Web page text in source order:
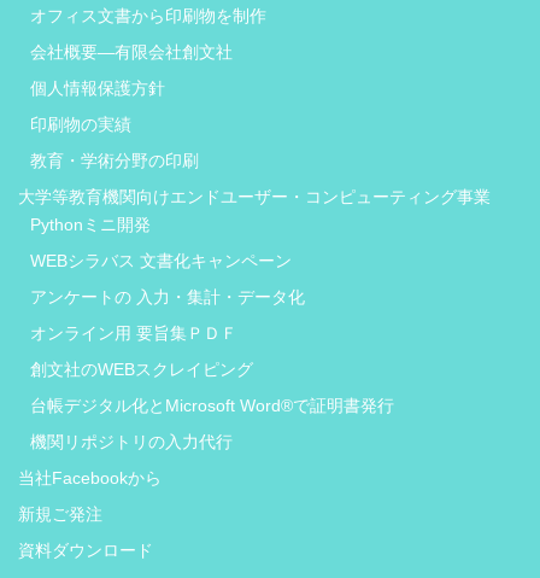
オフィス文書から印刷物を制作
会社概要―有限会社創文社
個人情報保護方針
印刷物の実績
教育・学術分野の印刷
大学等教育機関向けエンドユーザー・コンピューティング事業
Pythonミニ開発
WEBシラバス 文書化キャンペーン
アンケートの 入力・集計・データ化
オンライン用 要旨集ＰＤＦ
創文社のWEBスクレイピング
台帳デジタル化とMicrosoft Word®で証明書発行
機関リポジトリの入力代行
当社Facebookから
新規ご発注
資料ダウンロード